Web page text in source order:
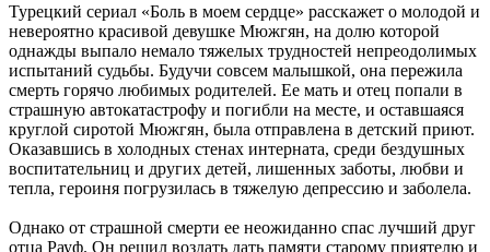
Турецкий сериал «Боль в моем сердце» расскажет о молодой и
невероятно красивой девушке Мюжгян, на долю которой
однажды выпало немало тяжелых трудностей непреодолимых
испытаний судьбы. Будучи совсем малышкой, она пережила
смерть горячо любимых родителей. Ее мать и отец попали в
страшную автокатастрофу и погибли на месте, и оставшаяся
круглой сиротой Мюжгян, была отправлена в детский приют.
Оказавшись в холодных стенах интерната, среди бездушных
воспитательниц и других детей, лишенных заботы, любви и
тепла, героиня погрузилась в тяжелую депрессию и заболела.
Однако от страшной смерти ее неожиданно спас лучший друг
отца Рауф. Он решил воздать дать памяти старому приятелю и